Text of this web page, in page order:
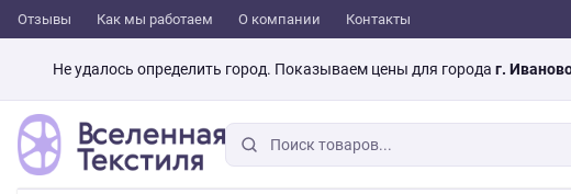
Отзывы Как мы работаем О компании Контакты
Не удалось определить город. Показываем цены для города г.